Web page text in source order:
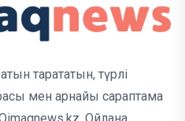
тарататын, түрлі
мен арнайы сараптама